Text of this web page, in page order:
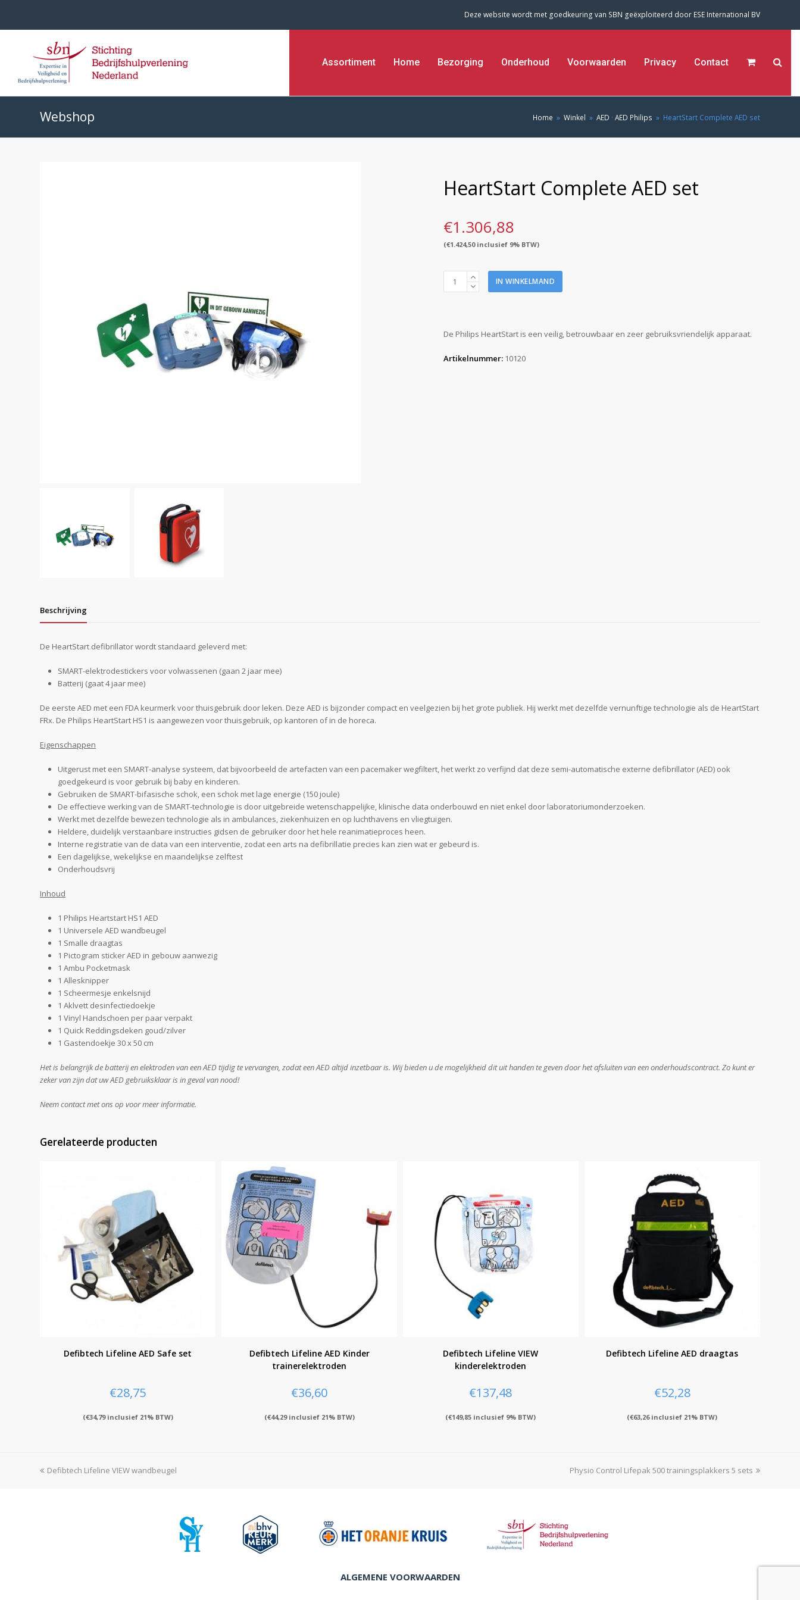
Deze website wordt met goedkeuring van SBN geëxploiteerd door ESE International BV
Assortiment Home Bezorging Onderhoud Voorwaarden Privacy Contact
Webshop Home » Winkel » AED · AED Philips » HeartStart Complete AED set
HeartStart Complete AED set
€1.306,88
(€1.424,50inclusief 9% BTW)
HeartStart
Complete
IN WINKELMAND
De Philips HeartStart is een veilig, betrouwbaar en zeer gebruiksvriendelijk apparaat.
Artikelnummer: 10120
Beschrijving
De HeartStart defibrillator wordt standaard geleverd met:
SMART-elektrodestickers voor volwassenen (gaan 2 jaar mee)
Batterij (gaat 4 jaar mee)
De eerste AED met een FDA keurmerk voor thuisgebruik door leken. Deze AED is bijzonder compact en veelgezien bij het grote publiek. Hij werkt met dezelfde vernunftige technologie als de HeartStart
FRx. De Philips HeartStart HS1 is aangewezen voor thuisgebruik, op kantoren of in de horeca.
Eigenschappen
Uitgerust met een SMART-analyse systeem, dat bijvoorbeeld de artefacten van een pacemaker wegfiltert, het werkt zo verfijnd dat deze semi-automatische externe defibrillator (AED) ook
goedgekeurd is voor gebruik bij baby en kinderen.
Gebruiken de SMART-bifasische schok, een schok met lage energie (150 joule)
De effectieve werking van de SMART-technologie is door uitgebreide wetenschappelijke, klinische data onderbouwd en niet enkel door laboratoriumonderzoeken.
Werkt met dezelfde bewezen technologie als in ambulances, ziekenhuizen en op luchthavens en vliegtuigen.
Heldere, duidelijk verstaanbare instructies gidsen de gebruiker door het hele reanimatieproces heen.
Interne registratie van de data van een interventie, zodat een arts na defibrillatie precies kan zien wat er gebeurd is.
Een dagelijkse, wekelijkse en maandelijkse zelftest
Onderhoudsvrij
Inhoud
1 Philips Heartstart HS1 AED
1 Universele AED wandbeugel
1 Smalle draagtas
1 Pictogram sticker AED in gebouw aanwezig
1 Ambu Pocketmask
1 Allesknipper
1 Scheermesje enkelsnijd
1 Aklvett desinfectiedoekje
1 Vinyl Handschoen per paar verpakt
1 Quick Reddingsdeken goud/zilver
1 Gastendoekje 30 x 50 cm
Het is belangrijk de batterij en elektroden van een AED tijdig te vervangen, zodat een AED altijd inzetbaar is. Wij bieden u de mogelijkheid dit uit handen te geven door het afsluiten van een onderhoudscontract. Zo kunt er
zeker van zijn dat uw AED gebruiksklaar is in geval van nood!
Neem contact met ons op voor meer informatie.
Gerelateerde producten
Defibtech Lifeline AED Safe set
€28,75
(€34,79inclusief 21% BTW)
Defibtech Lifeline AED Kinder
trainerelektroden
€36,60
(€44,29inclusief 21% BTW)
Defibtech Lifeline VIEW
kinderelektroden
€137,48
(€149,85 inclusief 9% BTW)
Defibtech Lifeline AED draagtas
€52,28
(€63,26inclusief 21% BTW)
previous
Defibtech Lifeline VIEW wandbeugel
next
Physio Control Lifepak 500 trainingsplakkers 5 sets
ALGEMENE VOORWAARDEN